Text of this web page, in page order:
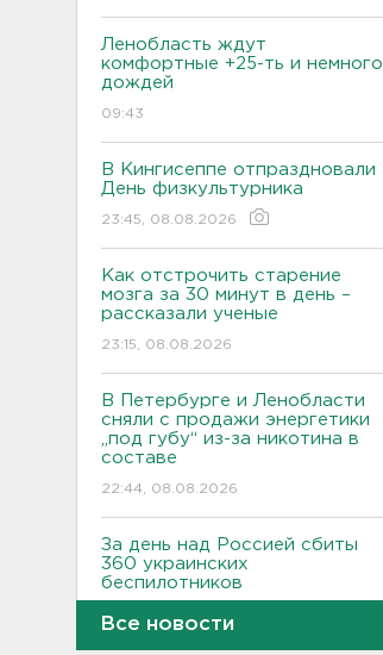
Ленобласть ждут
комфортные +25-ть и немного
дождей
09:43
В Кингисеппе отпраздновали
День физкультурника
23:45, 08.08.2026
Как отстрочить старение
мозга за 30 минут в день –
рассказали ученые
23:15, 08.08.2026
В Петербурге и Ленобласти
сняли с продажи энергетики
„под губу“ из-за никотина в
составе
22:44, 08.08.2026
За день над Россией сбиты
360 украинских
беспилотников
22:11, 08.08.2026
Все новости